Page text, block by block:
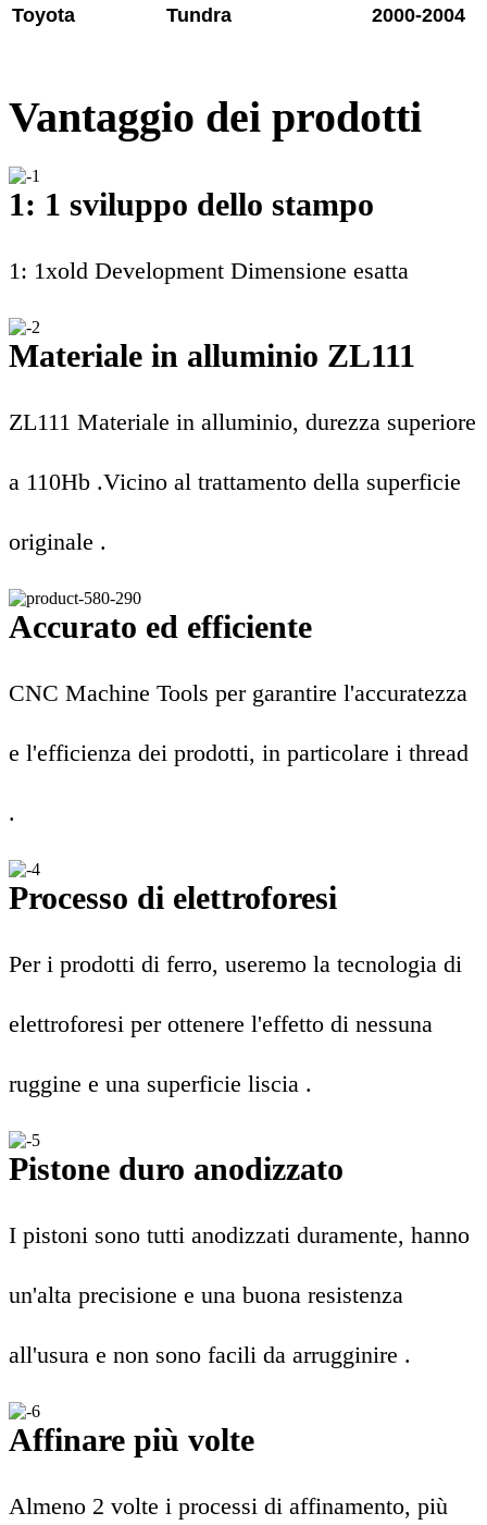
Toyota Tundra 2000-2004
Vantaggio dei prodotti
1: 1 sviluppo dello stampo
1: 1xold Development Dimensione esatta
Materiale in alluminio ZL111
ZL111 Materiale in alluminio, durezza superiore
a 110Hb .Vicino al trattamento della superficie
originale .
Accurato ed efficiente
CNC Machine Tools per garantire l'accuratezza
e l'efficienza dei prodotti, in particolare i thread
.
Processo di elettroforesi
Per i prodotti di ferro, useremo la tecnologia di
elettroforesi per ottenere l'effetto di nessuna
ruggine e una superficie liscia .
Pistone duro anodizzato
I pistoni sono tutti anodizzati duramente, hanno
un'alta precisione e una buona resistenza
all'usura e non sono facili da arrugginire .
Affinare più volte
Almeno 2 volte i processi di affinamento, più